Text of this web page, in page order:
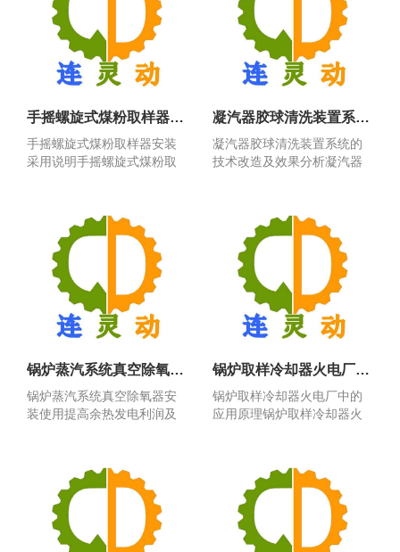
手摇螺旋式煤粉取样器安装采用说明
手摇螺旋式煤粉取样器安装
采用说明手摇螺旋式煤粉取
凝汽器胶球清洗装置系统的改造及效果分析
凝汽器胶球清洗装置系统的
技术改造及效果分析凝汽器
锅炉蒸汽系统真空除氧器安装使用提高余热发电利润及经济效益
锅炉蒸汽系统真空除氧器安
装使用提高余热发电利润及
锅炉取样冷却器火电厂中的应用原理
锅炉取样冷却器火电厂中的
应用原理锅炉取样冷却器火